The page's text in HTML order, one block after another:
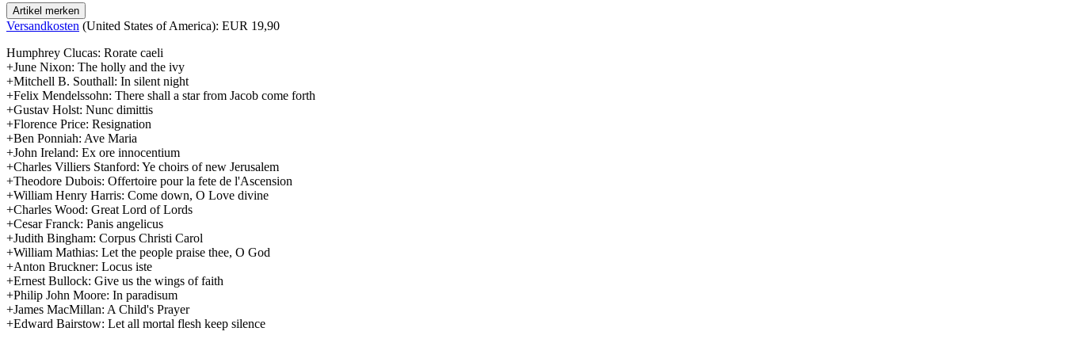
Artikel merken
Versandkosten (United States of America): EUR 19,90
Humphrey Clucas: Rorate caeli
+June Nixon: The holly and the ivy
+Mitchell B. Southall: In silent night
+Felix Mendelssohn: There shall a star from Jacob come forth
+Gustav Holst: Nunc dimittis
+Florence Price: Resignation
+Ben Ponniah: Ave Maria
+John Ireland: Ex ore innocentium
+Charles Villiers Stanford: Ye choirs of new Jerusalem
+Theodore Dubois: Offertoire pour la fete de l'Ascension
+William Henry Harris: Come down, O Love divine
+Charles Wood: Great Lord of Lords
+Cesar Franck: Panis angelicus
+Judith Bingham: Corpus Christi Carol
+William Mathias: Let the people praise thee, O God
+Anton Bruckner: Locus iste
+Ernest Bullock: Give us the wings of faith
+Philip John Moore: In paradisum
+James MacMillan: A Child's Prayer
+Edward Bairstow: Let all mortal flesh keep silence